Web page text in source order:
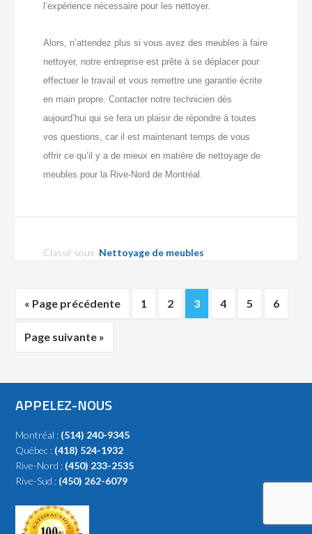
l’expérience nécessaire pour les nettoyer.
Alors, n’attendez plus si vous avez des meubles à faire
nettoyer, notre entreprise est prête à se déplacer pour
effectuer le travail et vous remettre une garantie écrite
en main propre. Contacter notre technicien dès
aujourd’hui qui se fera un plaisir de répondre à toutes
vos questions, car il est maintenant temps de vous
offrir ce qu’il y a de mieux en matière de nettoyage de
meubles pour la Rive-Nord de Montréal.
Classé sous :Nettoyage de meubles
« Page précédente 1 2 3 4 5 6
Page suivante »
APPELEZ-NOUS
Montréal : (514) 240-9345
Québec : (418) 524-1932
Rive-Nord : (450) 233-2535
Rive-Sud : (450) 262-6079